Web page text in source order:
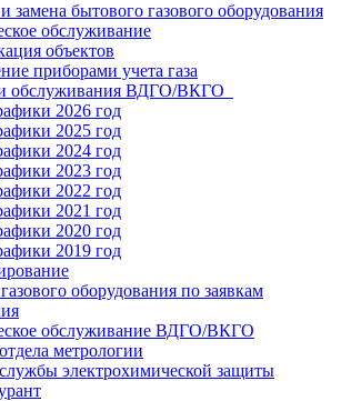
замена бытового газового оборудования
обслуживание
объектов
приборами учета газа
обслуживания ВДГО/ВКГО
2026 год
2025 год
2024 год
2023 год
2022 год
2021 год
2020 год
2019 год
оборудования по заявкам
обслуживание ВДГО/ВКГО
метрологии
электрохимической защиты